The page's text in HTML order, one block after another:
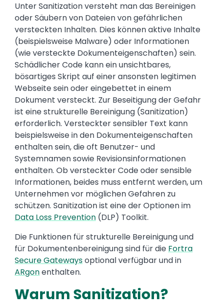
Unter Sanitization versteht man das Bereinigen
oder Säubern von Dateien von gefährlichen
versteckten Inhalten. Dies können aktive Inhalte
(beispielsweise Malware) oder Informationen
(wie versteckte Dokumenteigenschaften) sein.
Schädlicher Code kann ein unsichtbares,
bösartiges Skript auf einer ansonsten legitimen
Webseite sein oder eingebettet in einem
Dokument versteckt. Zur Beseitigung der Gefahr
ist eine strukturelle Bereinigung (Sanitization)
erforderlich. Versteckter sensibler Text kann
beispielsweise in den Dokumenteigenschaften
enthalten sein, die oft Benutzer- und
Systemnamen sowie Revisionsinformationen
enthalten. Ob versteckter Code oder sensible
Informationen, beides muss entfernt werden, um
Unternehmen vor möglichen Gefahren zu
schützen. Sanitization ist eine der Optionen im
Data Loss Prevention (DLP) Toolkit.
Die Funktionen für strukturelle Bereinigung und
für Dokumentenbereinigung sind für die Fortra
Secure Gatewaysoptional verfügbar und in
ARgonenthalten.
Warum Sanitization?